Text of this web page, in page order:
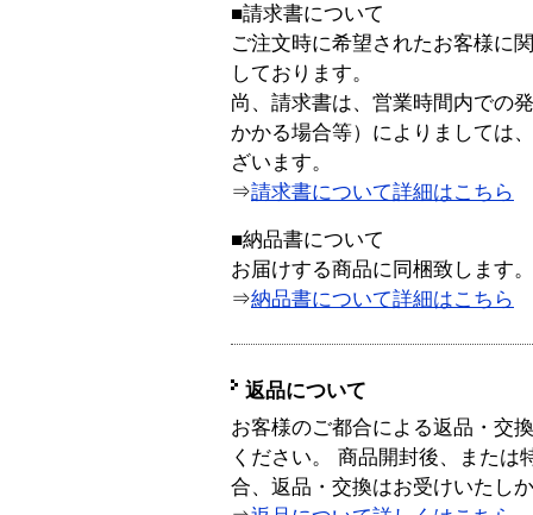
■請求書について
ご注文時に希望されたお客様に
しております。
尚、請求書は、営業時間内での
かかる場合等）によりましては
ざいます。
⇒請求書について詳細はこちら
■納品書について
お届けする商品に同梱致します。
⇒納品書について詳細はこちら
返品について
お客様のご都合による返品・交
ください。 商品開封後、または
合、返品・交換はお受けいたし